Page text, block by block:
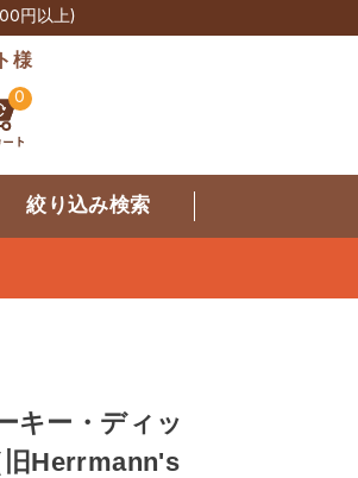
円以上)
様
0
絞り込み検索
キー・ディッ
旧Herrmann's